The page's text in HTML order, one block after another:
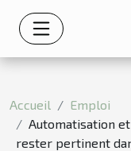
Accueil
Emploi
Automatisation
rester pertinent